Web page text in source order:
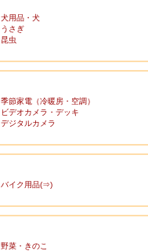
犬用品・犬
うさぎ
昆虫
季節家電（冷暖房・空調）
ビデオカメラ・デッキ
デジタルカメラ
バイク用品(⇒)
野菜・きのこ